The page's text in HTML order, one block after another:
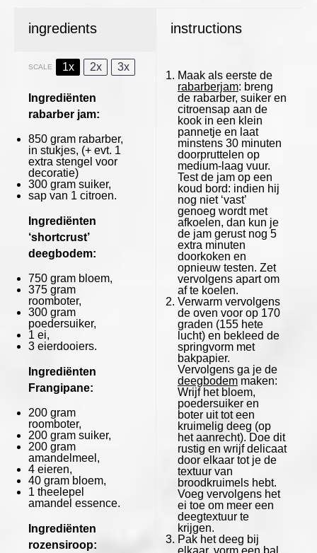
ingredients
SCALE 1x 2x 3x
Ingrediënten
rabarber jam:
850 gram rabarber,
in stukjes, (+ evt. 1
extra stengel voor
decoratie)
300 gram suiker,
sap van 1 citroen.
Ingrediënten
‘shortcrust’
deegbodem:
750 gram bloem,
375 gram
roomboter,
300 gram
poedersuiker,
1 ei,
3 eierdooiers.
Ingrediënten
Frangipane:
200 gram
roomboter,
200 gram suiker,
200 gram
amandelmeel,
4 eieren,
40 gram bloem,
1 theelepel
amandel essence.
Ingrediënten
rozensiroop:
instructions
Maak als eerste de
rabarberjam: breng
de rabarber, suiker en
citroensap aan de
kook in een klein
pannetje en laat
minstens 30 minuten
doorpruttelen op
medium-laag vuur.
Test de jam op een
koud bord: indien hij
nog niet ‘vast’
genoeg wordt met
afkoelen, dan kun je
de jam gerust nog 5
extra minuten
doorkoken en
opnieuw testen. Zet
vervolgens apart om
af te koelen.
Verwarm vervolgens
de oven voor op 170
graden (155 hete
lucht) en bekleed de
springvorm met
bakpapier.
Vervolgens ga je de
deegbodemmaken:
Wrijf het bloem,
poedersuiker en
boter uit tot een
kruimelig deeg (op
het aanrecht). Doe dit
rustig en wrijf delicaat
door elkaar tot je de
textuur van
broodkruimels hebt.
Voeg vervolgens het
ei toe om meer een
deegtextuur te
krijgen.
Pak het deeg bij
elkaar, vorm een bal